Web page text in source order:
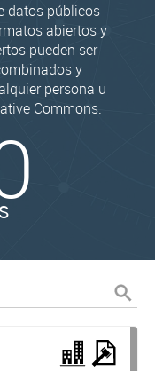
datos públicos
abiertos y
pueden ser
y
persona u
Commons.